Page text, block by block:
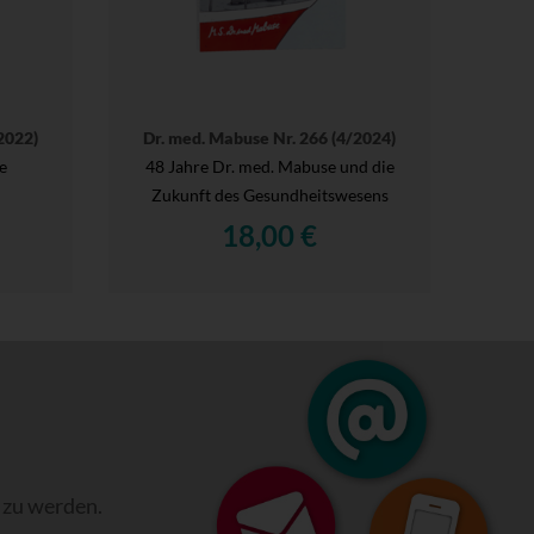
Dr. med. Mabuse Nr. 266 (4/2024)
48 Jahre Dr. med. Mabuse und die
Zukunft des Gesundheitswesens
18,00 €
werden.